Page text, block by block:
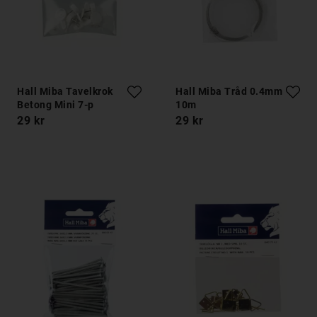
Hall Miba Tavelkrok
Betong Mini 7-p
29 kr
Hall Miba Tråd 0.4mm
10m
29 kr